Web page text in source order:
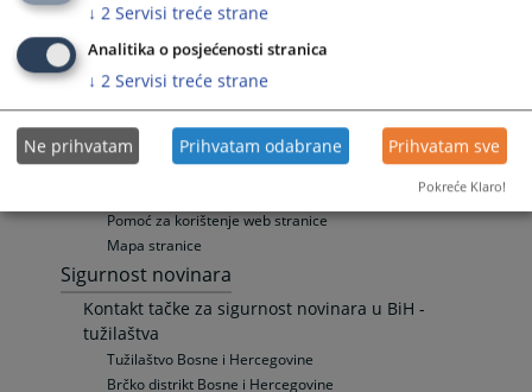
Kontakt
Kontakt tužilaštva
Kontakt tužilaštva
Adresar pravosudnih institucija
Korisni linkovi
Korisni linkovi
Pomoć za korištenje web stranice
Mapa stranice
Sigurnost novinara
Kontakt tačke za sigurnost novinara u BiH -
tužilaštva
Tužilaštvo Bosne i Hercegovine
Brčko distrikt Bosne i Hercegovine
↓ 2 Servisi treće strane
Analitika o posjećenosti stranica
↓ 2 Servisi treće strane
Ne prihvatam Prihvatam odabrane Prihvatam sve
Pokreće Klaro!